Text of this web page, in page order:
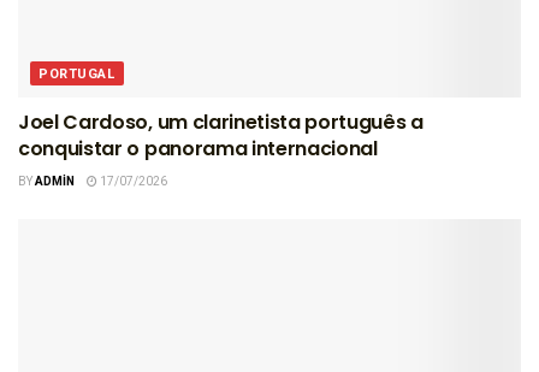
PORTUGAL
Joel Cardoso, um clarinetista português a
conquistar o panorama internacional
BYADMIN 17/07/2026